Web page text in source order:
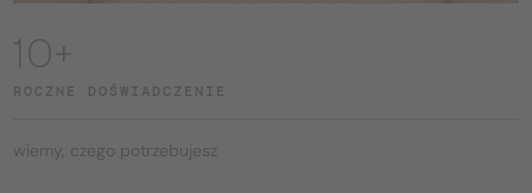
10+
ROCZNE DOŚWIADCZENIE
wiemy, czego potrzebujesz